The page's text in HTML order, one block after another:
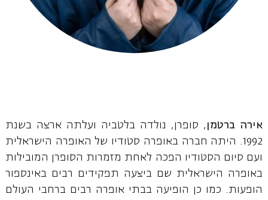
אירה ברטמן , סופרן, נולדה בלטביה ועלתה ארצה בשנת
1992. היתה חברה באופרה סטודיו של האופרה הישראלית
ועם סיום הסטודיו הפכה לאחת מזמרות הסופרן המובילות
באופרה הישראלית שם ביצעה תפקידים רבים באינספור
הופעות. כמו כן הופיעה בבתי אופרה רבים ברחבי העולם